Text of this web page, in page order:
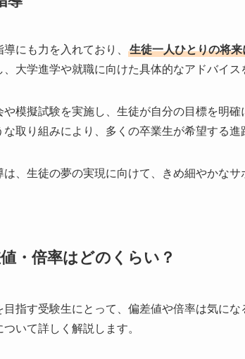
にも力を入れており、 生徒一人ひとりの将
大学進学や就職に向けた具体的なアドバイス
や模擬試験を実施し、生徒が自分の目標を明
取り組みにより、多くの卒業生が希望する進
、生徒の夢の実現に向けて、きめ細やかなサ
・倍率はどのくらい？
目指す受験生にとって、偏差値や倍率は気に
いて詳しく解説します。